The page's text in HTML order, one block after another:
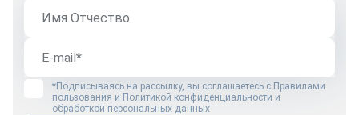
*Подписываясь на рассылку, вы соглашаетесь с Правилами
пользования и Политикой конфиденциальности и
обработкой персональных данных